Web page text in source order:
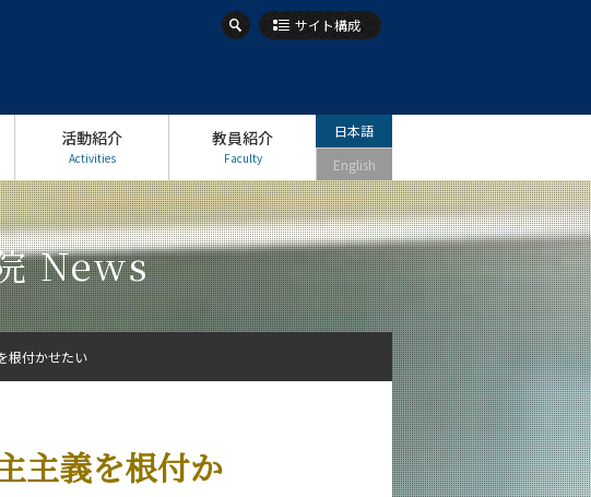
サイト構成
活動紹介
Activities
教員紹介
Faculty
日本語
English
News
主義を根付か
根付かせたい